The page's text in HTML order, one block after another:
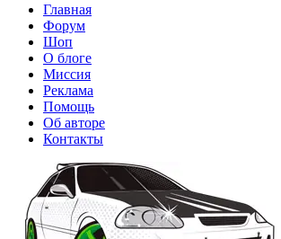
Главная
Форум
Шоп
О блоге
Миссия
Реклама
Помощь
Об авторе
Контакты